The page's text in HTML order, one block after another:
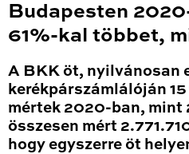
Budapesten
61%-kal többet,
A BKK öt, nyilvánosan
kerékpárszámlálóján
mértek 2020-ban, mint
összesen mért
hogy egyszerre öt